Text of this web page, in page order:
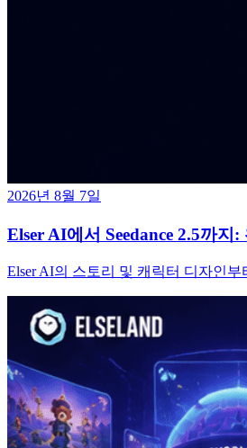
2026년 8월 7일
Elser AI에서 Seedance 2.5까
Elser AI의 스토리 및 캐릭터 디자인